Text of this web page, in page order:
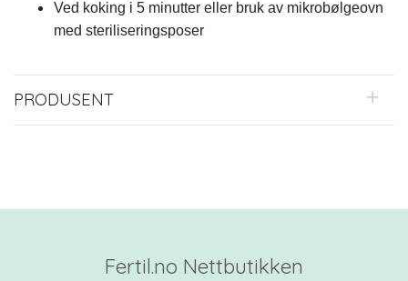
Ved koking i 5 minutter eller bruk av mikrobølgeovn
med steriliseringsposer
PRODUSENT
Fertil.no Nettbutikken